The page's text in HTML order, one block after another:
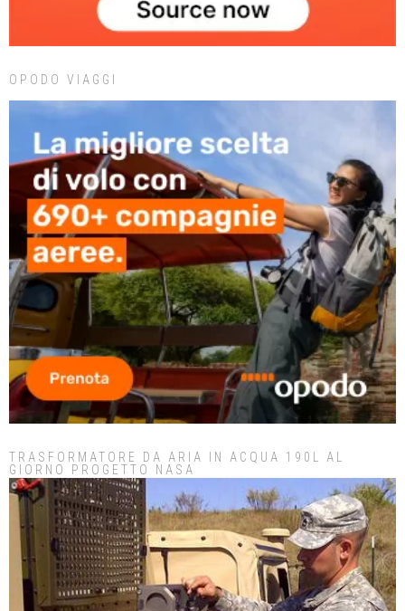
OPODO VIAGGI
TRASFORMATORE DA ARIA IN ACQUA 190L AL
GIORNO PROGETTO NASA